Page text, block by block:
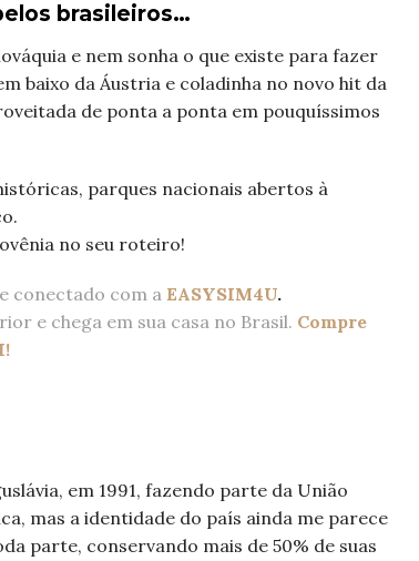
brasileiros…
e nem sonha o que existe para fazer
baixo da Áustria e coladinha no novo hit da
de ponta a ponta em pouquíssimos
parques nacionais abertos à
no seu roteiro!
conectado com a EASYSIM4U.
e chega em sua casa no Brasil. Compre
em 1991, fazendo parte da União
mas a identidade do país ainda me parece
parte, conservando mais de 50% de suas